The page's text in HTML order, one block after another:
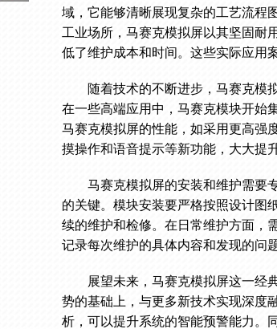
域，它能够清晰展现复杂的工艺流程
工业场所，马赛克模拟屏以其坚固耐
低了维护成本和时间。这些实际应用
随着技术的不断进步，马赛克模
在一些高端应用中，马赛克模块开始
马赛克模拟屏的性能，如采用更高强
摸操作和语音提示等新功能，大大提
马赛克模拟屏的安装和维护需要
的关键。模块安装要严格按照设计图
续的维护和检修。在日常维护方面，
记录每次维护的具体内容和发现的问
展望未来，马赛克模拟屏这一经
势的基础上，与更多新技术实现深度
析，可以提升系统的智能预警能力。